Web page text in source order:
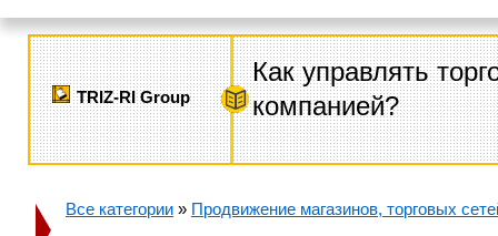
TRIZ-RI Group
Как управлять
компанией?
Все категории » Продвижение магазинов, торговых